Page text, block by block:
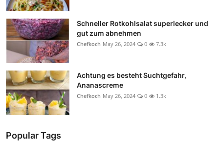
Schneller Rotkohlsalat superlecker und
gut zum abnehmen
Chefkoch May 26, 2024 0 7.3k
Achtung es besteht Suchtgefahr,
Ananascreme
Chefkoch May 26, 2024 0 1.3k
Popular Tags